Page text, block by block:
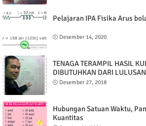
Pelajaran IPA Fisika Arus
Desember 14, 2020
TENAGA TERAMPIL HASIL
DIBUTUHKAN DARI
Desember 27, 2018
Hubungan Satuan Waktu,
Kuantitas